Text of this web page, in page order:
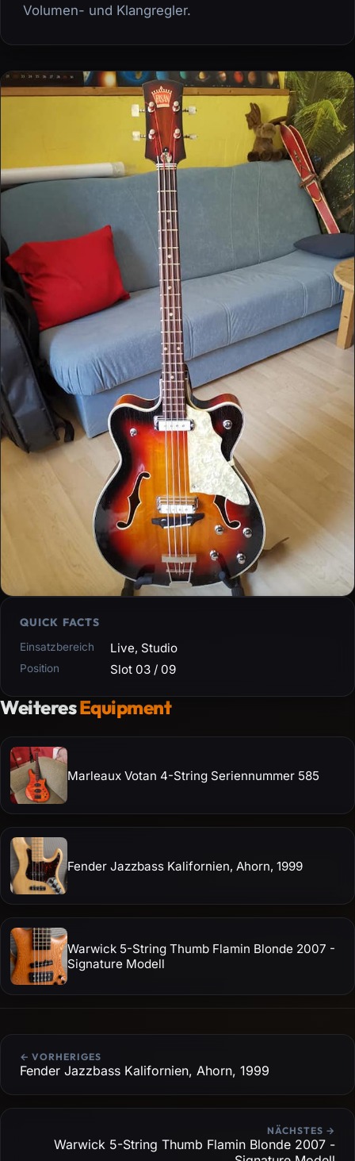
Volumen- und Klangregler.
QUICK FACTS
Einsatzbereich Live, Studio
Position Slot 03 / 09
WeiteresEquipment
Marleaux Votan 4-String Seriennummer 585
Fender Jazzbass Kalifornien, Ahorn, 1999
Warwick 5-String Thumb Flamin Blonde 2007 -
Signature Modell
← VORHERIGES
Fender Jazzbass Kalifornien, Ahorn, 1999
NÄCHSTES →
Warwick 5-String Thumb Flamin Blonde 2007 -